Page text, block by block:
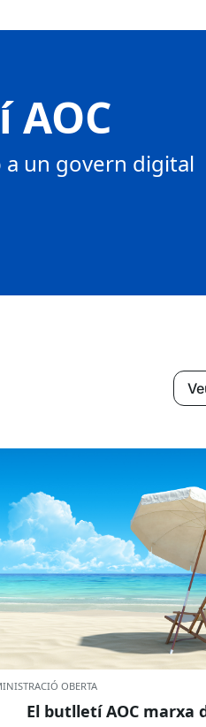
a un govern digital
OBERTA
El butlletí AOC marxa